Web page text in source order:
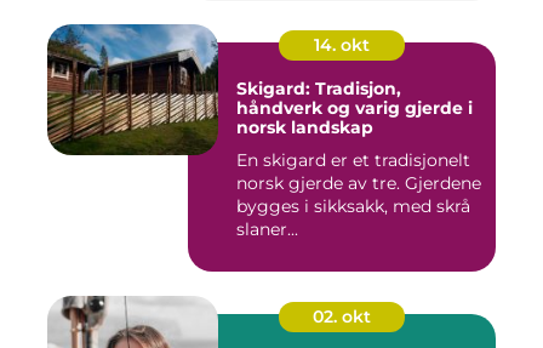
14. okt
Skigard: Tradisjon,
håndverk og varig gjerde i
norsk landskap
En skigard er et tradisjonelt
norsk gjerde av tre. Gjerdene
bygges i sikksakk, med skrå
slaner...
02. okt